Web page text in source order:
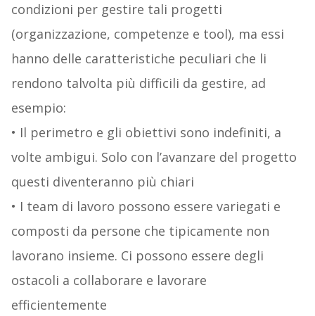
condizioni per gestire tali progetti
(organizzazione, competenze e tool), ma essi
hanno delle caratteristiche peculiari che li
rendono talvolta più difficili da gestire, ad
esempio:
• Il perimetro e gli obiettivi sono indefiniti, a
volte ambigui. Solo con l’avanzare del progetto
questi diventeranno più chiari
• I team di lavoro possono essere variegati e
composti da persone che tipicamente non
lavorano insieme. Ci possono essere degli
ostacoli a collaborare e lavorare
efficientemente